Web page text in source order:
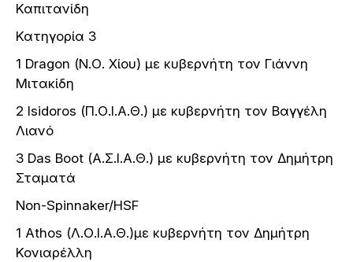
Καπιτανίδη
Κατηγορία 3
1 Dragon (Ν.Ο. Χίου) με κυβερνήτη τον Γιάννη
Μιτακίδη
2 Ιsidoros (Π.Ο.Ι.Α.Θ.) με κυβερνήτη τον Βαγγέλη
Λιανό
3 Das Boot (Α.Σ.Ι.Α.Θ.) με κυβερνήτη τον Δημήτρη
Σταματά
Non-Spinnaker/HSF
1 Αthos (Λ.Ο.Ι.Α.Θ.)με κυβερνήτη τον Δημήτρη
Κονιαρέλλη